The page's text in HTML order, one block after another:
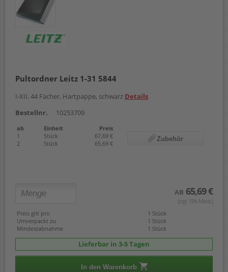
Pultordner Leitz 1-31 5844
I-XII, 44 Fächer, Hartpappe, schwarz Details
Bestellnr.
10253709
ab Einheit
Preis
1
Stück
67,69 €
2
Stück 65,69 €
Zubehör
AB 65,69 €
(zzgl. 19% Mwst.)
Preis gilt pro
1 Stück
Umverpackt zu
1 Stück
Mindestabnahme
1 Stück
Lieferbar in 3-5 Tagen
In den Warenkorb